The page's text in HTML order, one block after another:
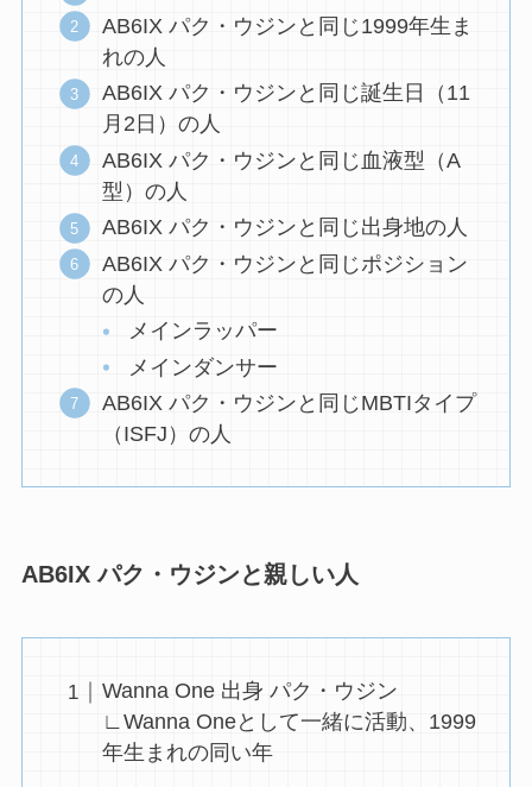
AB6IX パク・ウジンと同じ1999年生ま
れの人
AB6IX パク・ウジンと同じ誕生日（11
月2日）の人
AB6IX パク・ウジンと同じ血液型（A
型）の人
AB6IX パク・ウジンと同じ出身地の人
AB6IX パク・ウジンと同じポジション
の人
メインラッパー
メインダンサー
AB6IX パク・ウジンと同じMBTIタイプ
（ISFJ）の人
AB6IX パク・ウジンと親しい人
Wanna One 出身 パク・ウジン
∟Wanna Oneとして一緒に活動、1999
年生まれの同い年